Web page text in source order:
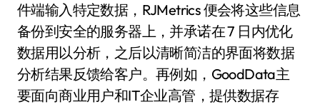
件端输入特定数据，RJMetrics 便会将这些信息
备份到安全的服务器上，并承诺在 7 日内优化
数据用以分析，之后以清晰简洁的界面将数据
分析结果反馈给客户。再例如，GoodData主
要面向商业用户和IT企业高管，提供数据存